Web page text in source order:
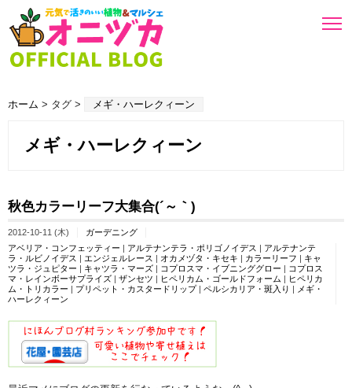
ホーム > タグ > メギ・ハーレクィーン
メギ・ハーレクィーン
秋色カラーリーフ大集合(´～｀)
2012-10-11 (木)
ガーデニング
アベリア・コンフェッティー | アルテナンテラ・ポリゴノイデス | アルテナンテ
ラ・ルビノイデス | エンジェルレース | オカメヅタ・キセキ | カラーリーフ | キャ
ツラ・ジュピター | キャツラ・マーズ | コプロスマ・イブニンググロー | コプロス
マ・レインボーサプライズ | ザンセツ | ヒペリカム・ゴールドフォーム | ヒペリカ
ム・トリカラー | プリペット・カスタードリップ| ペルシカリア・斑入り | メギ・
ハーレクィーン